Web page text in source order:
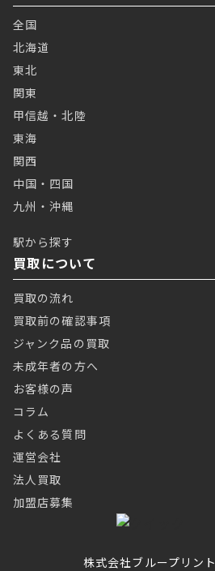
株式会社ブループリント
全国
北海道
東北
関東
甲信越・北陸
東海
関西
中国・四国
九州・沖縄
駅から探す
買取について
買取の流れ
買取前の確認事項
ジャンク品の買取
未成年者の方へ
お客様の声
コラム
よくある質問
運営会社
法人買取
加盟店募集